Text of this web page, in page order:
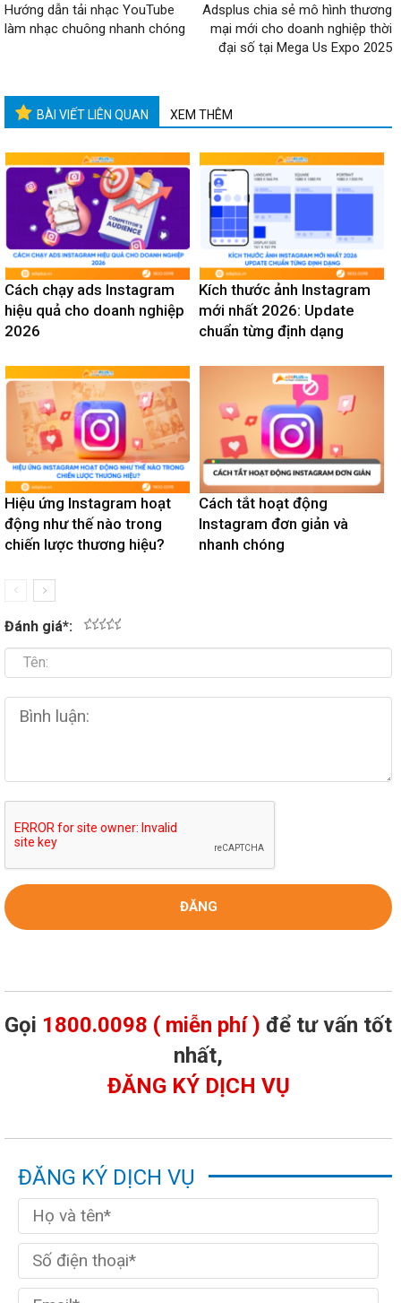
Hướng dẫn tải nhạc YouTube
làm nhạc chuông nhanh chóng
Adsplus chia sẻ mô hình thương
mại mới cho doanh nghiệp thời
đại số tại Mega Us Expo 2025
BÀI VIẾT LIÊN QUAN XEM THÊM
Cách chạy ads Instagram
hiệu quả cho doanh nghiệp
2026
Kích thước ảnh Instagram
mới nhất 2026: Update
chuẩn từng định dạng
Hiệu ứng Instagram hoạt
động như thế nào trong
chiến lược thương hiệu?
Cách tắt hoạt động
Instagram đơn giản và
nhanh chóng
Đánh giá*:
Gọi 1800.0098 ( miễn phí ) để tư vấn tốt
nhất,
ĐĂNG KÝ DỊCH VỤ
ĐĂNG KÝ DỊCH VỤ